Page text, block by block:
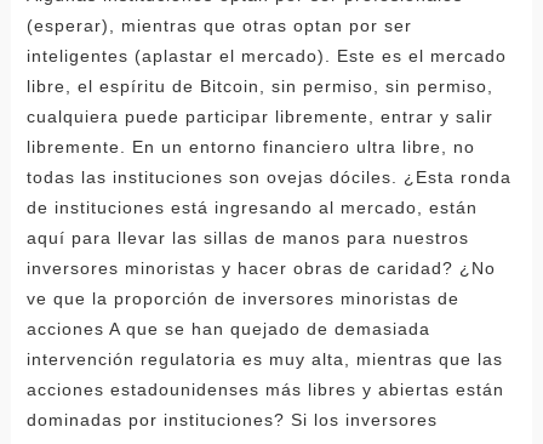
(esperar), mientras que otras optan por ser
inteligentes (aplastar el mercado). Este es el mercado
libre, el espíritu de Bitcoin, sin permiso, sin permiso,
cualquiera puede participar libremente, entrar y salir
libremente. En un entorno financiero ultra libre, no
todas las instituciones son ovejas dóciles. ¿Esta ronda
de instituciones está ingresando al mercado, están
aquí para llevar las sillas de manos para nuestros
inversores minoristas y hacer obras de caridad? ¿No
ve que la proporción de inversores minoristas de
acciones A que se han quejado de demasiada
intervención regulatoria es muy alta, mientras que las
acciones estadounidenses más libres y abiertas están
dominadas por instituciones? Si los inversores